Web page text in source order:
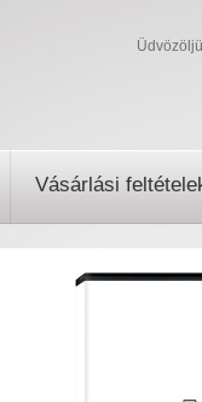
Vásárlási